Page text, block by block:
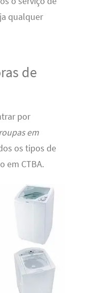
qualquer
de
por
em
os tipos de
em CTBA.